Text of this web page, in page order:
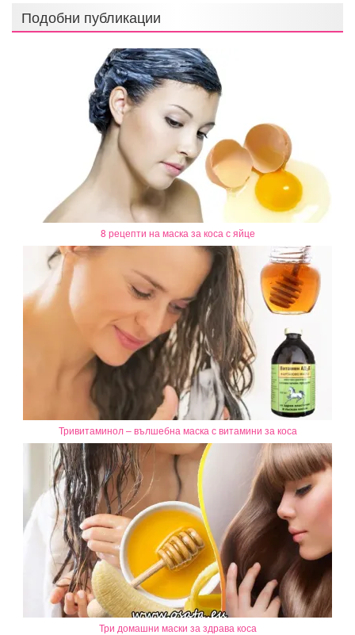
Подобни публикации
8 рецепти на маска за коса с яйце
Тривитаминол – вълшебна маска с витамини за коса
Три домашни маски за здрава коса